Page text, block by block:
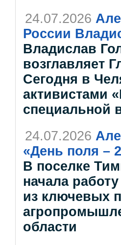
24.07.2026
России
Владислав
возглавляет
Сегодня в
активистами
специальной
24.07.2026
«День поля –
В поселке
начала
из ключевых
области